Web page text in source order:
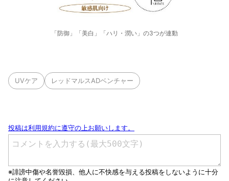
「防御」「美白」「ハリ・潤い」の3つが連動
UVケア レッドマルスADベンチャー